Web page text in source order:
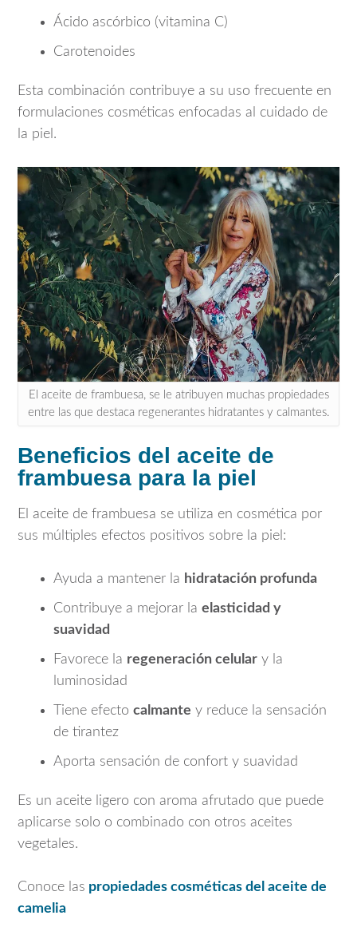
Ácido ascórbico (vitamina C)
Carotenoides
Esta combinación contribuye a su uso frecuente en
formulaciones cosméticas enfocadas al cuidado de
la piel.
El aceite de frambuesa, se le atribuyen muchas propiedades
entre las que destaca regenerantes hidratantes y calmantes.
Beneficios del aceite de
frambuesa para la piel
El aceite de frambuesa se utiliza en cosmética por
sus múltiples efectos positivos sobre la piel:
Ayuda a mantener la hidratación profunda
Contribuye a mejorar la elasticidad y
suavidad
Favorece la regeneración celular y la
luminosidad
Tiene efecto calmante y reduce la sensación
de tirantez
Aporta sensación de confort y suavidad
Es un aceite ligero con aroma afrutado que puede
aplicarse solo o combinado con otros aceites
vegetales.
Conoce las propiedades cosméticas del aceite de
camelia